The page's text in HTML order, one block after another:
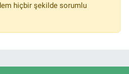
hiçbir şekilde sorumlu